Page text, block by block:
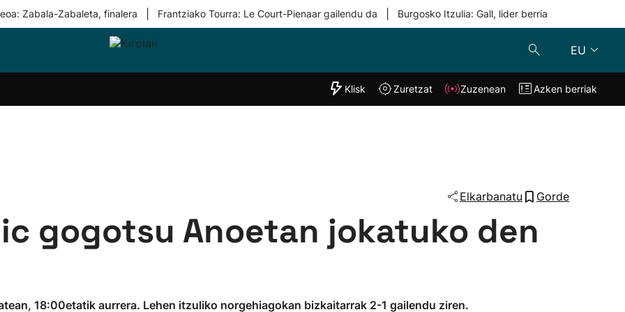
Zabala-Zabaleta, finalera Frantziako Tourra: Le Court-Pienaar gailendu da Burgosko Itzulia: Gall, lider berria
EU
Taldeak
"Helmuga"
Klisk Zuzenean
Klisk Zuretzat Zuzenean Azken berriak
Elkarbanatu Gorde
gogotsu Anoetan jokatuko den
18:00etatik aurrera. Lehen itzuliko norgehiagokan bizkaitarrak 2-1 gailendu ziren.